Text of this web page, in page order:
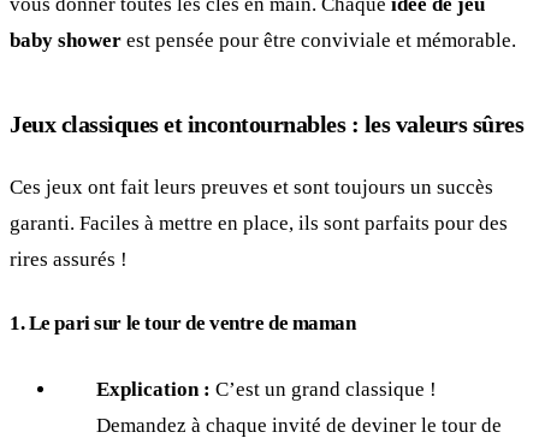
vous donner toutes les clés en main. Chaque idée de jeu
baby shower est pensée pour être conviviale et mémorable.
Jeux classiques et incontournables : les valeurs sûres
Ces jeux ont fait leurs preuves et sont toujours un succès
garanti. Faciles à mettre en place, ils sont parfaits pour des
rires assurés !
1. Le pari sur le tour de ventre de maman
Explication : C’est un grand classique !
Demandez à chaque invité de deviner le tour de